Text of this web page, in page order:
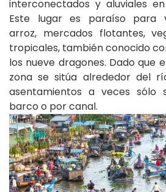
interconectados y aluviales
Este lugar es paraíso para
arroz, mercados flotantes,
tropicales, también conocido
los nueve dragones. Dado que
zona se sitúa alrededor del
asentamientos a veces sólo
barco o por canal.